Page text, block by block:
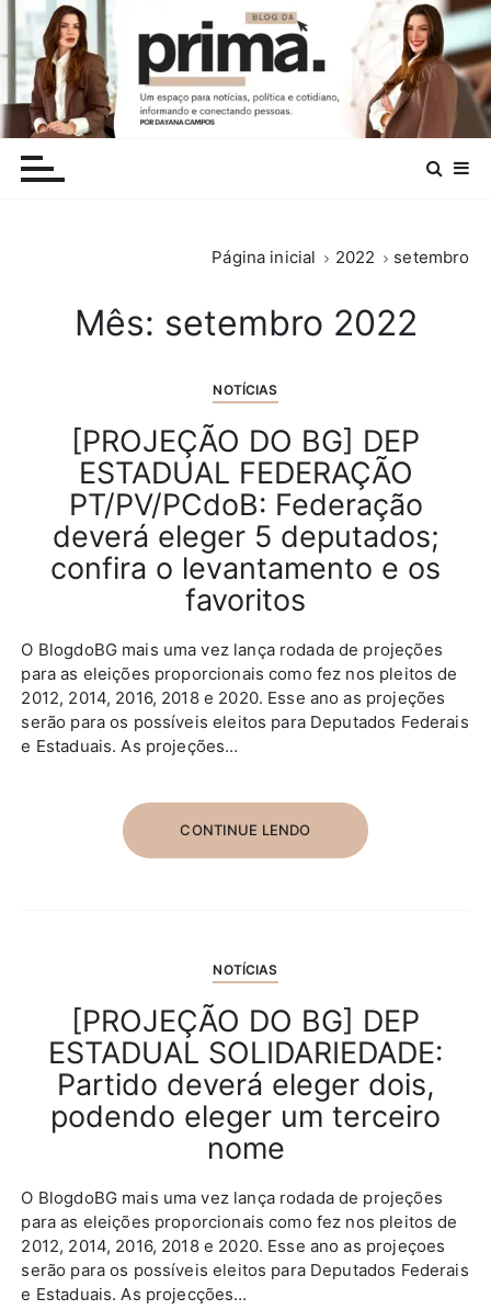
Página inicial 2022 setembro
Mês: setembro 2022
NOTÍCIAS
[PROJEÇÃO DO BG] DEP
ESTADUAL FEDERAÇÃO
PT/PV/PCdoB: Federação
deverá eleger 5 deputados;
confira o levantamento e os
favoritos
O BlogdoBG mais uma vez lança rodada de projeções
para as eleições proporcionais como fez nos pleitos de
2012, 2014, 2016, 2018 e 2020. Esse ano as projeções
serão para os possíveis eleitos para Deputados Federais
e Estaduais. As projeções…
CONTINUE LENDO
NOTÍCIAS
[PROJEÇÃO DO BG] DEP
ESTADUAL SOLIDARIEDADE:
Partido deverá eleger dois,
podendo eleger um terceiro
nome
O BlogdoBG mais uma vez lança rodada de projeções
para as eleições proporcionais como fez nos pleitos de
2012, 2014, 2016, 2018 e 2020. Esse ano as projeçoes
serão para os possíveis eleitos para Deputados Federais
e Estaduais. As projecções…